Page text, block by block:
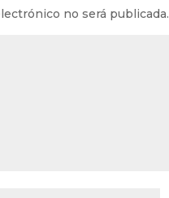
no será publicada.